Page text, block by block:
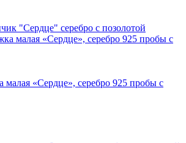
"Сердце" серебро с позолотой
малая «Сердце», серебро 925 пробы с